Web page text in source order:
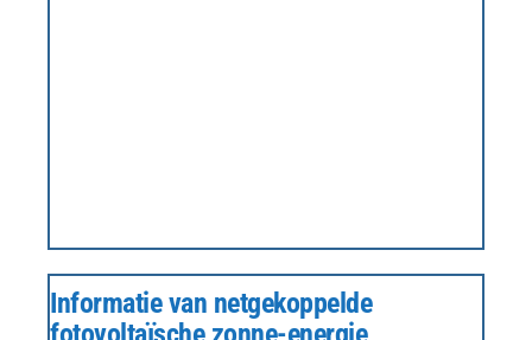
Informatie van netgekoppelde